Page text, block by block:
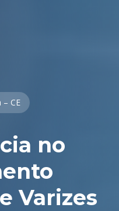
– CE
no
Varizes